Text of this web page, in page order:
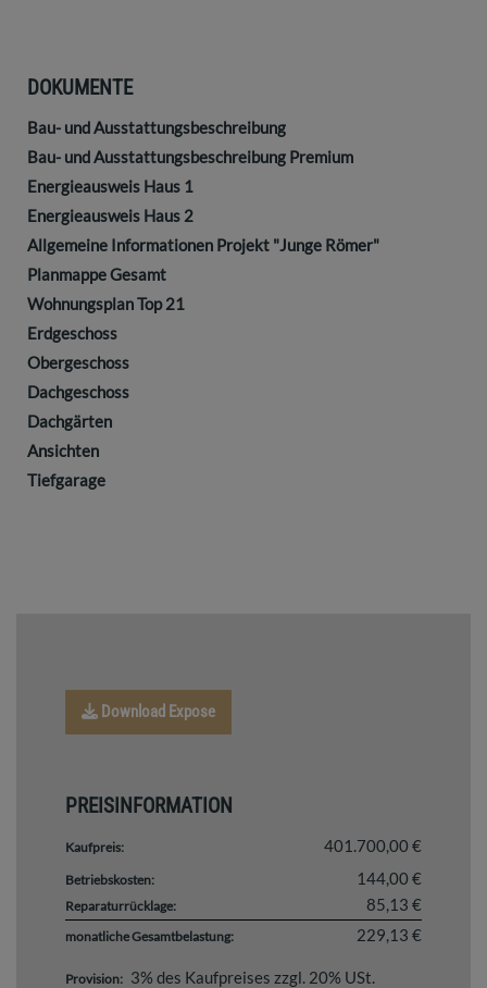
DOKUMENTE
Bau- und Ausstattungsbeschreibung
Bau- und Ausstattungsbeschreibung Premium
Energieausweis Haus 1
Energieausweis Haus 2
Allgemeine Informationen Projekt "Junge Römer"
Planmappe Gesamt
Wohnungsplan Top 21
Erdgeschoss
Obergeschoss
Dachgeschoss
Dachgärten
Ansichten
Tiefgarage
Download Expose
PREISINFORMATION
Kaufpreis: 401.700,00 €
Betriebskosten: 144,00 €
Reparaturrücklage: 85,13 €
monatliche Gesamtbelastung: 229,13 €
Provision: 3% des Kaufpreises zzgl. 20% USt.